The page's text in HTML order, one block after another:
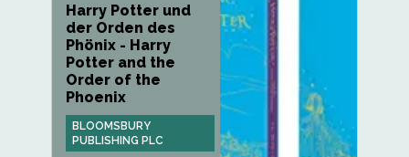
Harry Potter und
der Orden des
Phönix - Harry
Potter and the
Order of the
Phoenix
BLOOMSBURY
PUBLISHING PLC